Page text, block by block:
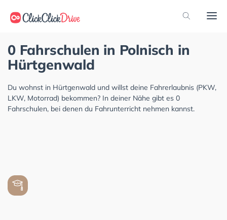
0 Fahrschulen in Polnisch in
Hürtgenwald
Du wohnst in Hürtgenwald und willst deine Fahrerlaubnis (PKW,
LKW, Motorrad) bekommen? In deiner Nähe gibt es 0
Fahrschulen, bei denen du Fahrunterricht nehmen kannst.